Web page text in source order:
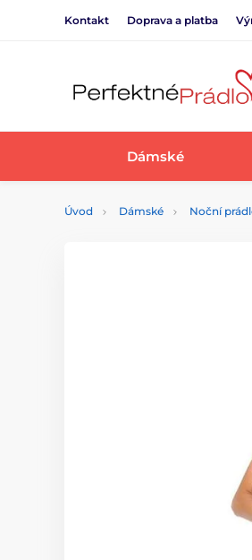
Kontakt Doprava a platba
Dámské
Úvod Dámské Noční